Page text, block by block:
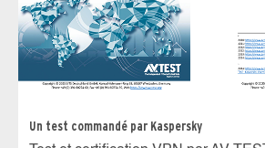
Un test commandé par Kaspersky